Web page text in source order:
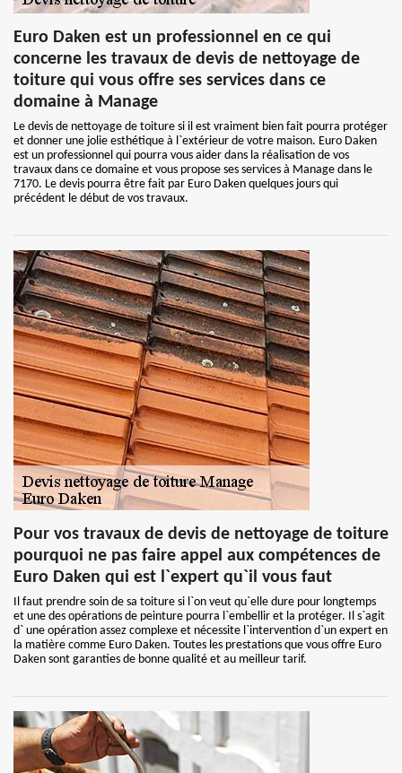
Euro Daken est un professionnel en ce qui
concerne les travaux de devis de nettoyage de
toiture qui vous offre ses services dans ce
domaine à Manage
Le devis de nettoyage de toiture si il est vraiment bien fait pourra protéger
et donner une jolie esthétique à l`extérieur de votre maison. Euro Daken
est un professionnel qui pourra vous aider dans la réalisation de vos
travaux dans ce domaine et vous propose ses services à Manage dans le
7170. Le devis pourra être fait par Euro Daken quelques jours qui
précédent le début de vos travaux.
Pour vos travaux de devis de nettoyage de toiture
pourquoi ne pas faire appel aux compétences de
Euro Daken qui est l`expert qu`il vous faut
Il faut prendre soin de sa toiture si l`on veut qu`elle dure pour longtemps
et une des opérations de peinture pourra l`embellir et la protéger. Il s`agit
d` une opération assez complexe et nécessite l`intervention d`un expert en
la matière comme Euro Daken. Toutes les prestations que vous offre Euro
Daken sont garanties de bonne qualité et au meilleur tarif.